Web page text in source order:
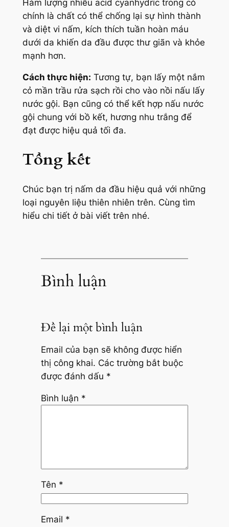
Hàm lượng nhiều acid cyanhydric trong cỏ
chính là chất có thể chống lại sự hình thành
và diệt vi nấm, kích thích tuần hoàn máu
dưới da khiến da đầu được thư giãn và khỏe
mạnh hơn.
Cách thực hiện: Tương tự, bạn lấy một nắm
cỏ mần trầu rửa sạch rồi cho vào nồi nấu lấy
nước gội. Bạn cũng có thể kết hợp nấu nước
gội chung với bồ kết, hương nhu trắng để
đạt được hiệu quả tối đa.
Tổng kết
Chúc bạn trị nấm da đầu hiệu quả với những
loại nguyên liệu thiên nhiên trên. Cùng tìm
hiểu chi tiết ở bài viết trên nhé.
Bình luận
Để lại một bình luận
Email của bạn sẽ không được hiển
thị công khai. Các trường bắt buộc
được đánh dấu *
Bình luận *
Tên *
Email *